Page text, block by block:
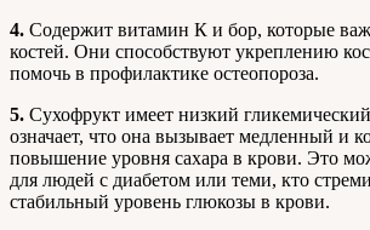
4. Содержит витамин К и бор, которые
костей. Они способствуют укреплению
помочь в профилактике остеопороза.
5. Сухофрукт имеет низкий
означает, что она вызывает медленный и
повышение уровня сахара в крови. Это
для людей с диабетом или теми, кто
стабильный уровень глюкозы в крови.